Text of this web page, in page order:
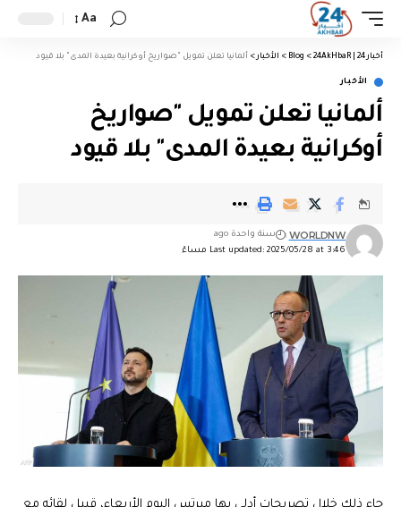
Aa
أخبار 24 | 24AkHbaR >
Blog
> الأخبار > ألمانيا تعلن تمويل "صواريخ أوكرانية بعيدة المدى" بلا قيود
الأخبار
ألمانيا تعلن تمويل "صواريخ
أوكرانية بعيدة المدى" بلا قيود
Last updated: 2025/05/28 at 3:46 مساءً
WORLDNW سنة واحدة ago